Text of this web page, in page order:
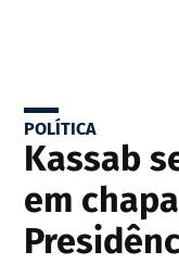
POLÍTICA
Kassab
em